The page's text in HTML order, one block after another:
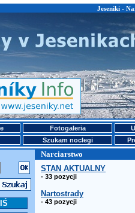
Jeseniki -
Fotogaleria
Szukam noclegi
Narciarstwo
STAN AKTUALNY
- 33 pozycji
Nartostrady
- 43 pozycji